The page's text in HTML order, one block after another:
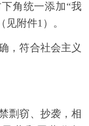
角统一添加“我
（见附件1）。
，符合社会主义
剽窃、抄袭，相